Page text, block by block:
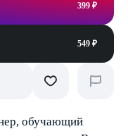
399 ₽
549 ₽
обучающий